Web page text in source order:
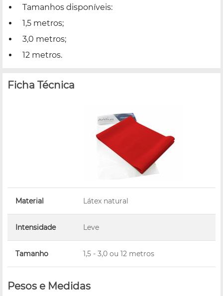
Tamanhos disponíveis:
1,5 metros;
3,0 metros;
12 metros.
Ficha Técnica
Material Látex natural
Intensidade Leve
Tamanho 1,5 - 3,0 ou 12 metros
Pesos e Medidas